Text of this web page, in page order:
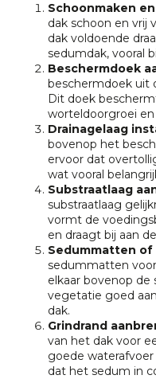
Schoonmaken
dak schoon en vrij
dak voldoende
sedumdak, vooral
Beschermdoek
beschermdoek uit
Dit doek
worteldoorgroei
Drainagelaag
bovenop het
ervoor dat
wat vooral
Substraatlaag
substraatlaag
vormt de
en draagt bij aan
Sedummatten
sedummatten
elkaar bovenop de
vegetatie goed
dak.
Grindrand
van het dak voor
goede
dat het sedum in